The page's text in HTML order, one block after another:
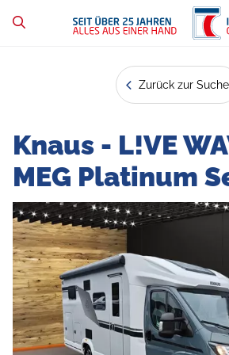
Zurück zur Suche
Knaus - L!VE
MEG Platinum